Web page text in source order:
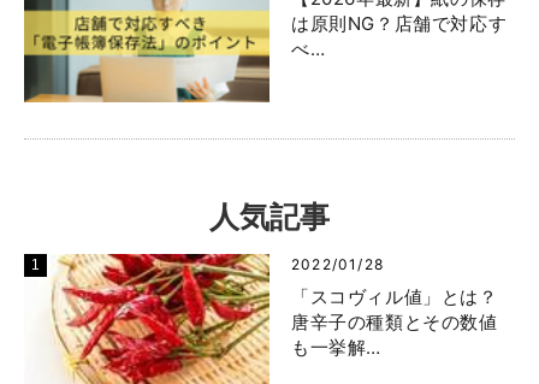
は原則NG？店舗で対応す
べ…
人気記事
2022/01/28
「スコヴィル値」とは？
唐辛子の種類とその数値
も一挙解…